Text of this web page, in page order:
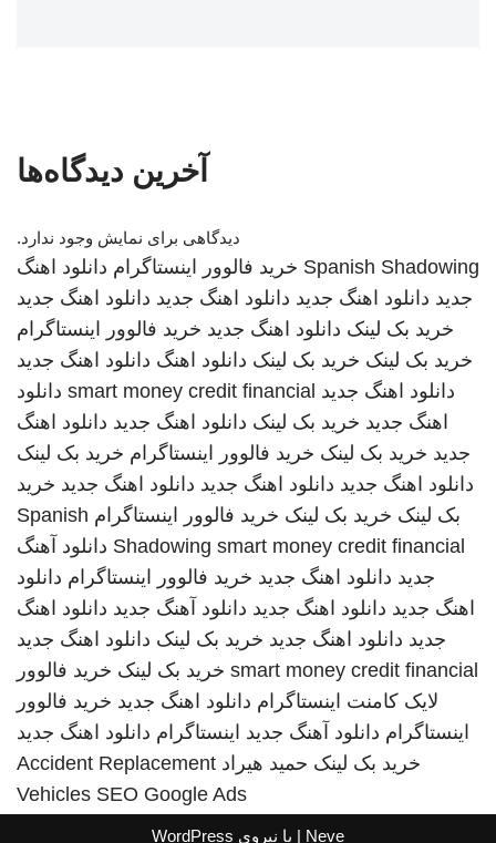
آخرین دیدگاه‌ها
دیدگاهی برای نمایش وجود ندارد.
Spanish Shadowing خرید فالوور اینستاگرام دانلود اهنگ
جدید دانلود اهنگ جدید دانلود اهنگ جدید دانلود اهنگ جدید
خرید بک لینک دانلود اهنگ جدید خرید فالوور اینستاگرام
خرید بک لینک خرید بک لینک دانلود اهنگ دانلود اهنگ جدید
دانلود اهنگ جدید smart money credit financial دانلود
اهنگ جدید خرید بک لینک دانلود اهنگ جدید دانلود اهنگ
جدید خرید بک لینک خرید فالوور اینستاگرام خرید بک لینک
دانلود اهنگ جدید دانلود اهنگ جدید دانلود اهنگ جدید خرید
بک لینک خرید بک لینک خرید فالوور اینستاگرام Spanish
Shadowing smart money credit financial
دانلود آهنگ
جدید دانلود اهنگ جدید خرید فالوور اینستاگرام دانلود
اهنگ جدید دانلود اهنگ جدید دانلود آهنگ جدید دانلود اهنگ
جدید دانلود اهنگ جدید خرید بک لینک دانلود اهنگ جدید
smart money credit financial خرید بک لینک خرید فالوور
لایک کامنت اینستاگرام دانلود اهنگ جدید خرید فالوور
اینستاگرام دانلود آهنگ جدید اینستاگرام دانلود اهنگ جدید
خرید بک لینک حمید هیراد Accident Replacement
Vehicles SEO Google Ads
Neve | با نیروی WordPress